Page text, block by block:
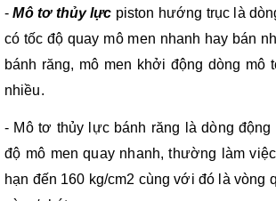
- Mô tơ thủy lực piston hướng trục là
có tốc độ quay mô men nhanh hay bán
bánh răng, mô men khởi động dòng mô
nhiều.
- Mô tơ thủy lực bánh răng là dòng
độ mô men quay nhanh, thường làm
hạn đến 160 kg/cm2 cùng với đó là vòng